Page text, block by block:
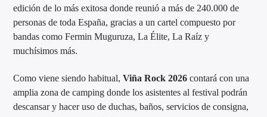
edición de lo más exitosa donde reunió a más de 240.000 de
personas de toda España, gracias a un cartel compuesto por
bandas como Fermin Muguruza, La Élite, La Raíz y
muchísimos más.
Como viene siendo habitual,Viña Rock 2026 contará con una
amplia zona de camping donde los asistentes al festival podrán
descansar y hacer uso de duchas, baños, servicios de consigna,